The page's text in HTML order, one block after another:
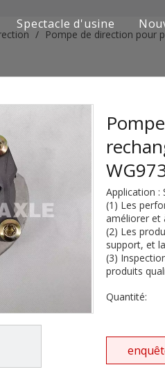
SAIC-lveco Hongyan
Foton Auman
FAW Jiefang
Dongfeng
européens et japonais
de machines
de camions
Spectacle d'usine
/ Pompe de direction pour
Application :
(1) Les
améliorer et
(2) Les
support, et
(3)
produits
Quantité: